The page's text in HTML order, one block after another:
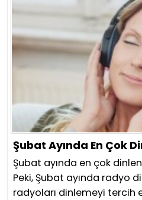
Şubat Ayında En Çok
Şubat ayında en çok
Peki, Şubat ayında radyo
radyoları dinlemeyi tercih